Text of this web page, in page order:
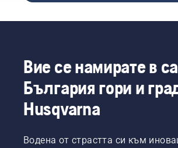
да
дълъг
експлоатационен
живот.
да
без
Вие се намирате в
България гори и
Husqvarna
Водена от страстта си към